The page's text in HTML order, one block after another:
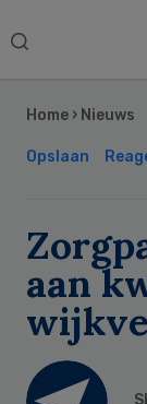
Search
Home › Nieuws
Opslaan
aan
Sidebar